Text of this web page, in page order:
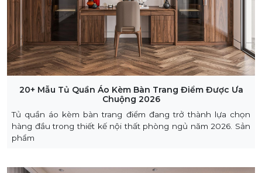
20+ Mẫu Tủ Quần Áo Kèm Bàn Trang Điểm Được Ưa
Chuộng 2026
Tủ quần áo kèm bàn trang điểm đang trở thành lựa chọn
hàng đầu trong thiết kế nội thất phòng ngủ năm 2026. Sản
phẩm